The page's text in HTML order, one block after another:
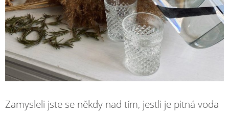
Zamysleli jste se někdy nad tím, jestli je pitná voda